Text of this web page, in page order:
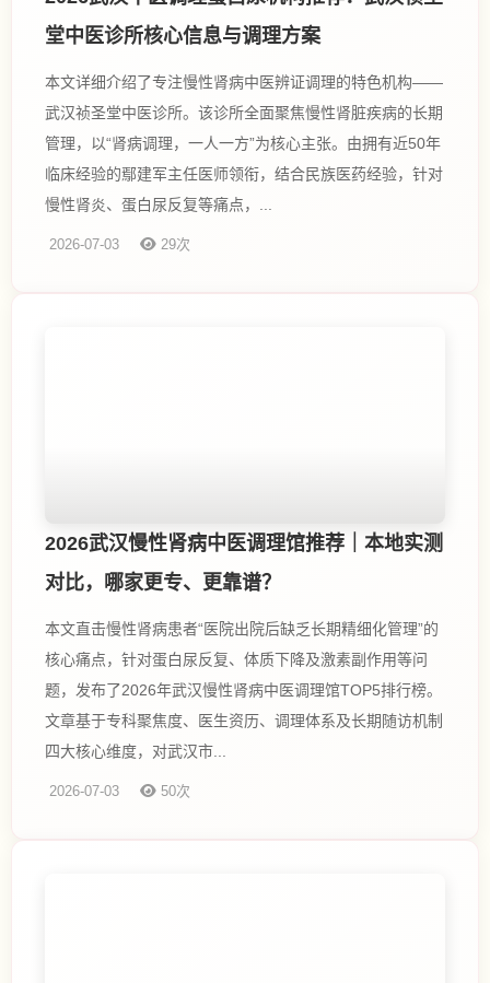
堂中医诊所核心信息与调理方案
本文详细介绍了专注慢性肾病中医辨证调理的特色机构——
武汉祯圣堂中医诊所。该诊所全面聚焦慢性肾脏疾病的长期
管理，以“肾病调理，一人一方”为核心主张。由拥有近50年
临床经验的鄢建军主任医师领衔，结合民族医药经验，针对
慢性肾炎、蛋白尿反复等痛点，...
2026-07-03 29次
2026武汉慢性肾病中医调理馆推荐｜本地实测
对比，哪家更专、更靠谱？
本文直击慢性肾病患者“医院出院后缺乏长期精细化管理”的
核心痛点，针对蛋白尿反复、体质下降及激素副作用等问
题，发布了2026年武汉慢性肾病中医调理馆TOP5排行榜。
文章基于专科聚焦度、医生资历、调理体系及长期随访机制
四大核心维度，对武汉市...
2026-07-03 50次